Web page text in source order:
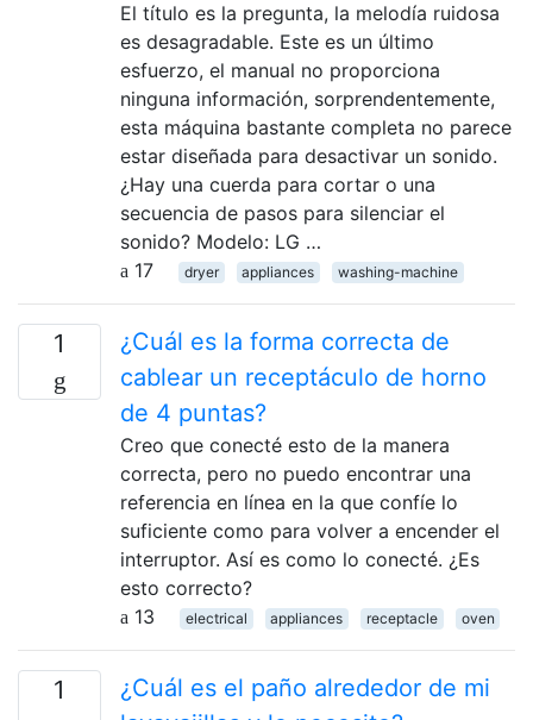
El título es la pregunta, la melodía ruidosa
es desagradable. Este es un último
esfuerzo, el manual no proporciona
ninguna información, sorprendentemente,
esta máquina bastante completa no parece
estar diseñada para desactivar un sonido.
¿Hay una cuerda para cortar o una
secuencia de pasos para silenciar el
sonido? Modelo: LG …
17
dryer appliances washing-machine
1
¿Cuál es la forma correcta de
cablear un receptáculo de horno
de 4 puntas?
Creo que conecté esto de la manera
correcta, pero no puedo encontrar una
referencia en línea en la que confíe lo
suficiente como para volver a encender el
interruptor. Así es como lo conecté. ¿Es
esto correcto?
13
electrical appliances receptacle oven
1
¿Cuál es el paño alrededor de mi